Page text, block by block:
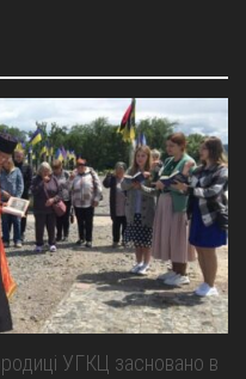
УГКЦ засновано в